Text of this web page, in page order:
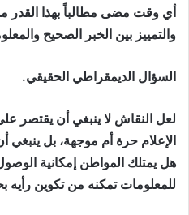
أي وقت مضى مطالباً بهذا القدر
والتمييز بين الخبر الصحيح
السؤال الديمقراطي الحقيقي.
لعل النقاش لا ينبغي أن يقتصر
الإعلام حرة أم موجهة، بل
هل يمتلك المواطن إمكانية
للمعلومات تمكنه من تكوين رأيه